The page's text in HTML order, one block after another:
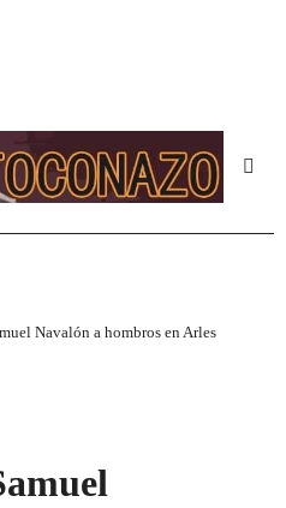
Navalón a hombros en Arles